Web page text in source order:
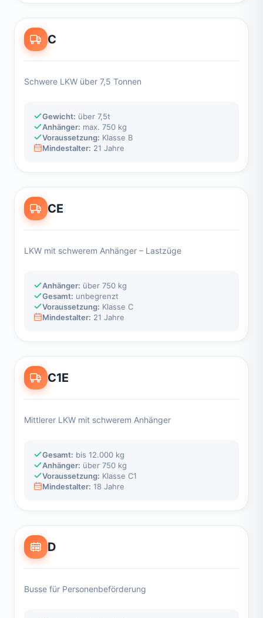
C
Schwere LKW über 7,5 Tonnen
Gewicht: über 7,5t
Anhänger: max. 750 kg
Voraussetzung: Klasse B
Mindestalter: 21 Jahre
CE
LKW mit schwerem Anhänger – Lastzüge
Anhänger: über 750 kg
Gesamt: unbegrenzt
Voraussetzung: Klasse C
Mindestalter: 21 Jahre
C1E
Mittlerer LKW mit schwerem Anhänger
Gesamt: bis 12.000 kg
Anhänger: über 750 kg
Voraussetzung: Klasse C1
Mindestalter: 18 Jahre
D
Busse für Personenbeförderung